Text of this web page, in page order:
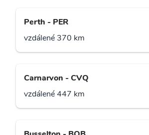
Perth - PER
vzdálené 370 km
Carnarvon - CVQ
vzdálené 447 km